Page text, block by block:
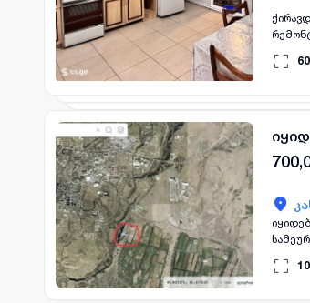
ქირავდება 3
რემონტით, ქირავდება
60
იყიდება
სამეურნეო მიწის